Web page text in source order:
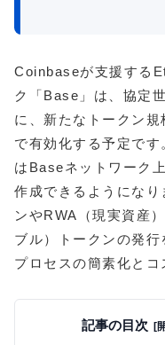
Coinbaseが支援する
ク「Base」は、協定
に、新たなトークン
で有効化する予定で
はBaseネットワーク
作成できるようにな
ンやRWA（現実資産
ブル）トークンの発
プロセスの簡素化とコ
記事の目次